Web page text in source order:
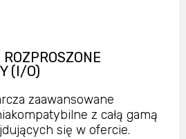
(I/O)
zaawansowane
z całą gamą
się w ofercie.